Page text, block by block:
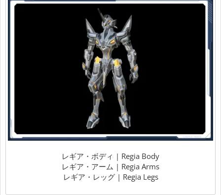
レギア・ボディ | Regia Body
レギア・アーム | Regia Arms
レギア・レッグ | Regia Legs